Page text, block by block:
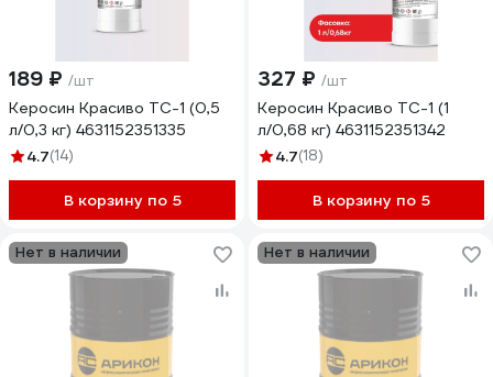
189 ₽ /шт
Керосин Красиво ТС-1 (0,5
л/0,3 кг) 4631152351335
4.7(14)
В корзину по 5
327 ₽ /шт
Керосин Красиво ТС-1 (1
л/0,68 кг) 4631152351342
4.7(18)
В корзину по 5
Нет в наличии Нет в наличии